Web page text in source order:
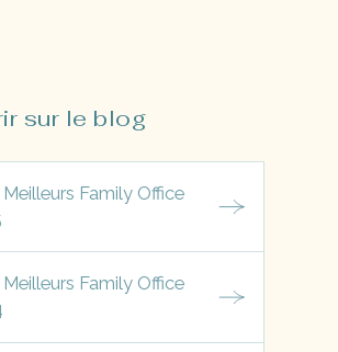
sur le blog
Family Office
Family Office